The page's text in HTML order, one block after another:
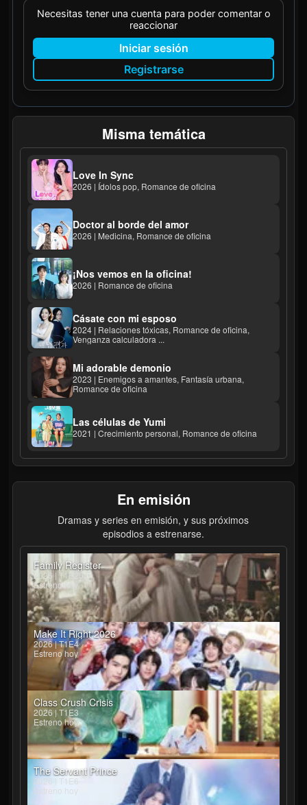
Necesitas tener una cuenta para poder comentar o
reaccionar
Iniciar sesión
Registrarse
Misma temática
Love In Sync
2026 | Ídolos pop, Romance de oficina
Doctor al borde del amor
2026 | Medicina, Romance de oficina
¡Nos vemos en la oficina!
2026 | Romance de oficina
Cásate con mi esposo
2024 | Relaciones tóxicas, Romance de oficina,
Venganza calculadora ...
Mi adorable demonio
2023 | Enemigos a amantes, Fantasía urbana,
Romance de oficina
Las células de Yumi
2021 | Crecimiento personal, Romance de oficina
En emisión
Dramas y series en emisión, y sus próximos
episodios a estrenarse.
Family Register
2026 | T1E25
Estreno hoy
Make It Right 2026
2026 | T1E4
Estreno hoy
Class Crush Crisis
2026 | T1E3
Estreno hoy
The Servant Prince
2026 | T1E6
Estreno hoy